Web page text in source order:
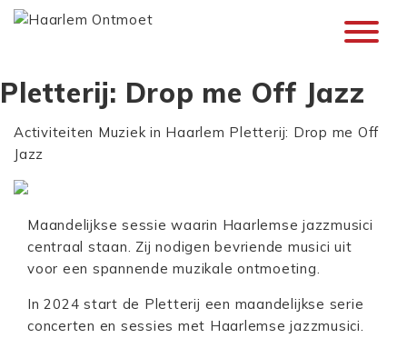
Pletterij: Drop me Off Jazz
Activiteiten Muziek in Haarlem Pletterij: Drop me Off
Jazz
Maandelijkse sessie waarin Haarlemse jazzmusici
centraal staan. Zij nodigen bevriende musici uit
voor een spannende muzikale ontmoeting.
In 2024 start de Pletterij een maandelijkse serie
concerten en sessies met Haarlemse jazzmusici.